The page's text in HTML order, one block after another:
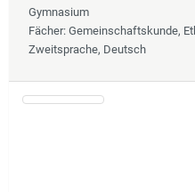
Gymnasium
Fächer: Gemeinschaftskunde,
Zweitsprache, Deutsch